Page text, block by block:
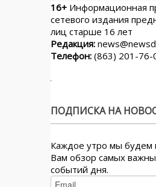
16+ Информационная
сетевого издания
лиц старше 16 лет
Редакция:
Телефон: (863) 201-76-
ПОДПИСКА НА
Каждое утро мы будем
Вам обзор самых
событий дня.